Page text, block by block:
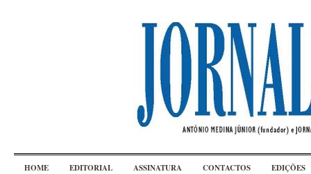
HOME EDITORIAL ASSINATURA CONTACTOS EDIÇÕES